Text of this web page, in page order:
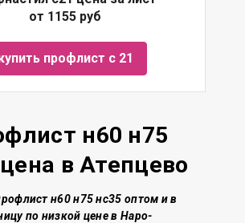
от 1155 руб
профлист с 21
н60 н75
в Атепцево
н60 н75 нс35 оптом и в
по низкой ценев Наро-